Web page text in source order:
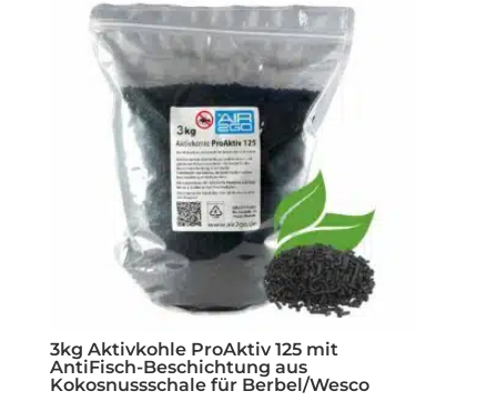
3kg Aktivkohle ProAktiv 125 mit
AntiFisch-Beschichtung aus
Kokosnussschale für Berbel/Wesco